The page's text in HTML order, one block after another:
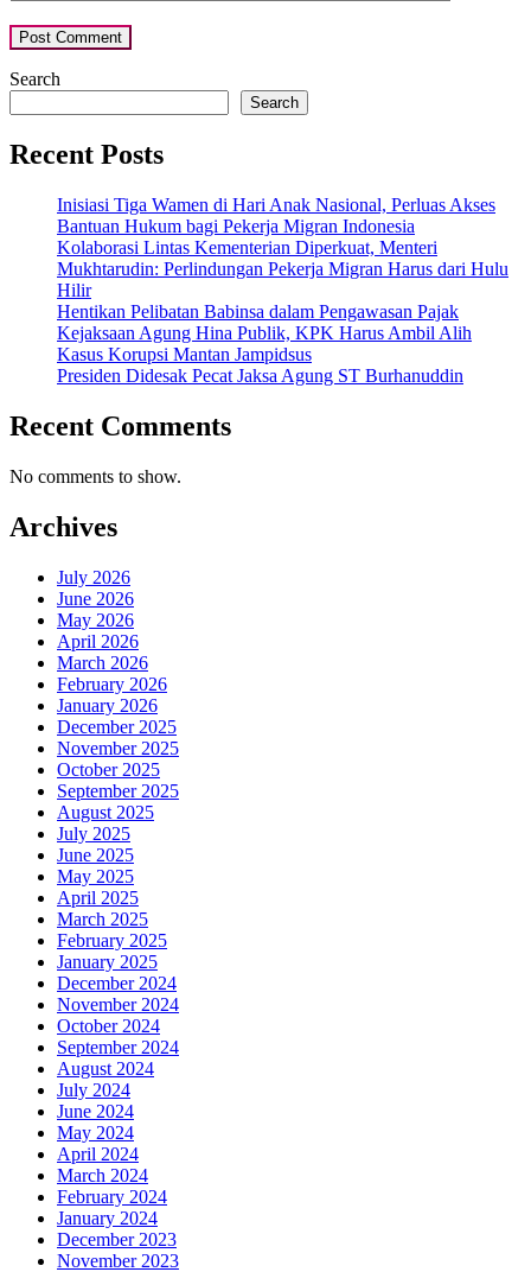
Search
Search
Recent Posts
Inisiasi Tiga Wamen di Hari Anak Nasional, Perluas Akses
Bantuan Hukum bagi Pekerja Migran Indonesia
Kolaborasi Lintas Kementerian Diperkuat, Menteri
Mukhtarudin: Perlindungan Pekerja Migran Harus dari Hulu
Hilir
Hentikan Pelibatan Babinsa dalam Pengawasan Pajak
Kejaksaan Agung Hina Publik, KPK Harus Ambil Alih
Kasus Korupsi Mantan Jampidsus
Presiden Didesak Pecat Jaksa Agung ST Burhanuddin
Recent Comments
No comments to show.
Archives
July 2026
June 2026
May 2026
April 2026
March 2026
February 2026
January 2026
December 2025
November 2025
October 2025
September 2025
August 2025
July 2025
June 2025
May 2025
April 2025
March 2025
February 2025
January 2025
December 2024
November 2024
October 2024
September 2024
August 2024
July 2024
June 2024
May 2024
April 2024
March 2024
February 2024
January 2024
December 2023
November 2023